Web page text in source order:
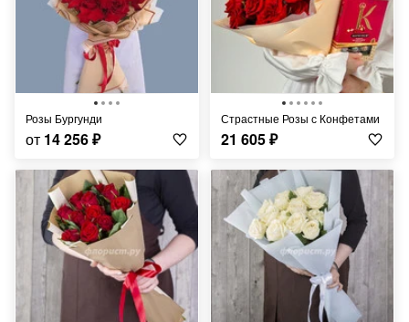
Розы Бургунди
от 14 256₽
Страстные Розы с Конфетами
21 605₽